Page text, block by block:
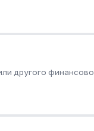
другого